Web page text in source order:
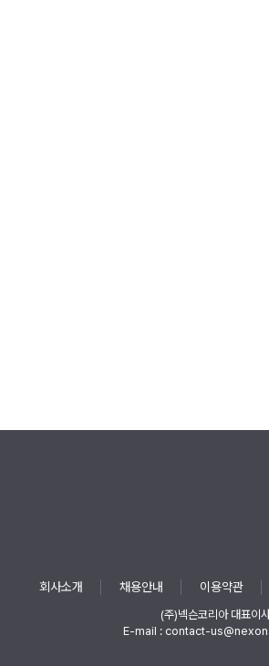
회사소개 채용안내 이용약관
(주)넥슨코리아 대표이
E-mail : contact-